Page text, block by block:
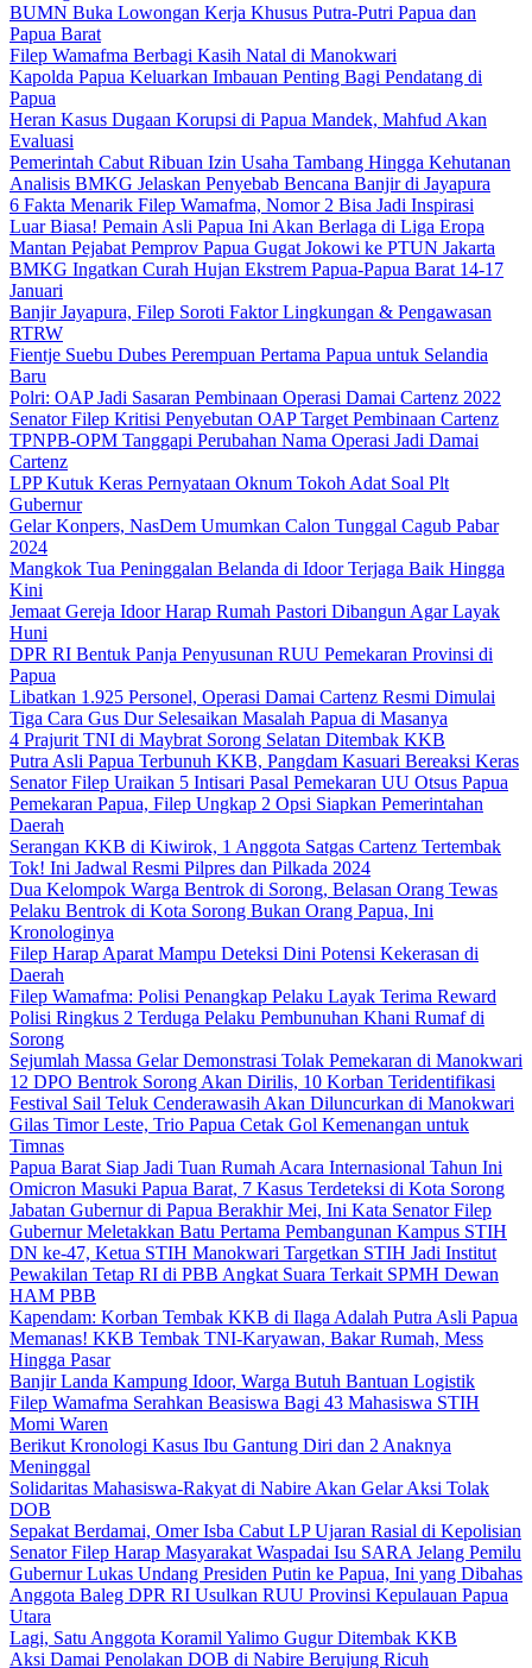
BUMN Buka Lowongan Kerja Khusus Putra-Putri Papua dan
Papua Barat
Filep Wamafma Berbagi Kasih Natal di Manokwari
Kapolda Papua Keluarkan Imbauan Penting Bagi Pendatang di
Papua
Heran Kasus Dugaan Korupsi di Papua Mandek, Mahfud Akan
Evaluasi
Pemerintah Cabut Ribuan Izin Usaha Tambang Hingga Kehutanan
Analisis BMKG Jelaskan Penyebab Bencana Banjir di Jayapura
6 Fakta Menarik Filep Wamafma, Nomor 2 Bisa Jadi Inspirasi
Luar Biasa! Pemain Asli Papua Ini Akan Berlaga di Liga Eropa
Mantan Pejabat Pemprov Papua Gugat Jokowi ke PTUN Jakarta
BMKG Ingatkan Curah Hujan Ekstrem Papua-Papua Barat 14-17
Januari
Banjir Jayapura, Filep Soroti Faktor Lingkungan & Pengawasan
RTRW
Fientje Suebu Dubes Perempuan Pertama Papua untuk Selandia
Baru
Polri: OAP Jadi Sasaran Pembinaan Operasi Damai Cartenz 2022
Senator Filep Kritisi Penyebutan OAP Target Pembinaan Cartenz
TPNPB-OPM Tanggapi Perubahan Nama Operasi Jadi Damai
Cartenz
LPP Kutuk Keras Pernyataan Oknum Tokoh Adat Soal Plt
Gubernur
Gelar Konpers, NasDem Umumkan Calon Tunggal Cagub Pabar
2024
Mangkok Tua Peninggalan Belanda di Idoor Terjaga Baik Hingga
Kini
Jemaat Gereja Idoor Harap Rumah Pastori Dibangun Agar Layak
Huni
DPR RI Bentuk Panja Penyusunan RUU Pemekaran Provinsi di
Papua
Libatkan 1.925 Personel, Operasi Damai Cartenz Resmi Dimulai
Tiga Cara Gus Dur Selesaikan Masalah Papua di Masanya
4 Prajurit TNI di Maybrat Sorong Selatan Ditembak KKB
Putra Asli Papua Terbunuh KKB, Pangdam Kasuari Bereaksi Keras
Senator Filep Uraikan 5 Intisari Pasal Pemekaran UU Otsus Papua
Pemekaran Papua, Filep Ungkap 2 Opsi Siapkan Pemerintahan
Daerah
Serangan KKB di Kiwirok, 1 Anggota Satgas Cartenz Tertembak
Tok! Ini Jadwal Resmi Pilpres dan Pilkada 2024
Dua Kelompok Warga Bentrok di Sorong, Belasan Orang Tewas
Pelaku Bentrok di Kota Sorong Bukan Orang Papua, Ini
Kronologinya
Filep Harap Aparat Mampu Deteksi Dini Potensi Kekerasan di
Daerah
Filep Wamafma: Polisi Penangkap Pelaku Layak Terima Reward
Polisi Ringkus 2 Terduga Pelaku Pembunuhan Khani Rumaf di
Sorong
Sejumlah Massa Gelar Demonstrasi Tolak Pemekaran di Manokwari
12 DPO Bentrok Sorong Akan Dirilis, 10 Korban Teridentifikasi
Festival Sail Teluk Cenderawasih Akan Diluncurkan di Manokwari
Gilas Timor Leste, Trio Papua Cetak Gol Kemenangan untuk
Timnas
Papua Barat Siap Jadi Tuan Rumah Acara Internasional Tahun Ini
Omicron Masuki Papua Barat, 7 Kasus Terdeteksi di Kota Sorong
Jabatan Gubernur di Papua Berakhir Mei, Ini Kata Senator Filep
Gubernur Meletakkan Batu Pertama Pembangunan Kampus STIH
DN ke-47, Ketua STIH Manokwari Targetkan STIH Jadi Institut
Pewakilan Tetap RI di PBB Angkat Suara Terkait SPMH Dewan
HAM PBB
Kapendam: Korban Tembak KKB di Ilaga Adalah Putra Asli Papua
Memanas! KKB Tembak TNI-Karyawan, Bakar Rumah, Mess
Hingga Pasar
Banjir Landa Kampung Idoor, Warga Butuh Bantuan Logistik
Filep Wamafma Serahkan Beasiswa Bagi 43 Mahasiswa STIH
Momi Waren
Berikut Kronologi Kasus Ibu Gantung Diri dan 2 Anaknya
Meninggal
Solidaritas Mahasiswa-Rakyat di Nabire Akan Gelar Aksi Tolak
DOB
Sepakat Berdamai, Omer Isba Cabut LP Ujaran Rasial di Kepolisian
Senator Filep Harap Masyarakat Waspadai Isu SARA Jelang Pemilu
Gubernur Lukas Undang Presiden Putin ke Papua, Ini yang Dibahas
Anggota Baleg DPR RI Usulkan RUU Provinsi Kepulauan Papua
Utara
Lagi, Satu Anggota Koramil Yalimo Gugur Ditembak KKB
Aksi Damai Penolakan DOB di Nabire Berujung Ricuh